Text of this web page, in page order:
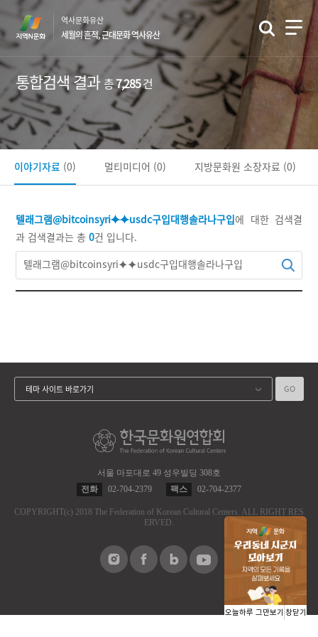
문
바
로
기
역사문화유산
세월의 흔적, 근대문화 역사유산
통합검색 결과총7,285건
텔래그램@bitcoinsyri⯌⯌usdc구입대행솔라나구입에 대한 검색결
과 검색결과는 총0건 입니다.
이야기자료 (0) 멀티미디어 (0) 지방문화원 소장자료 (0)
서울 마포대로 49 성우빌딩 308호
전화
02-704-2379 팩스 02-704-2377
COPYRIGHT(c) 2018 The Federation of Korean Cultural Centers. ALL RIGHT RES
ERVED.
테마 사이트 바로가기 GO
오늘하루 그만보기 창닫기